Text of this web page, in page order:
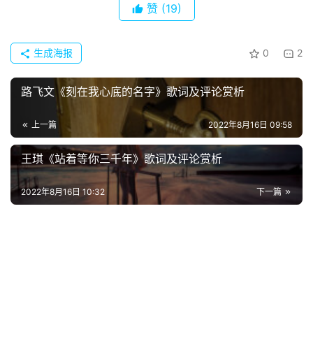
首
页
好
词
赞 (19)
0 2
生成海报
路飞文《刻在我心底的名字》歌词及评论赏析
上一篇 2022年8月16日 09:58
王琪《站着等你三千年》歌词及评论赏析
下一篇
2022年8月16日 10:32